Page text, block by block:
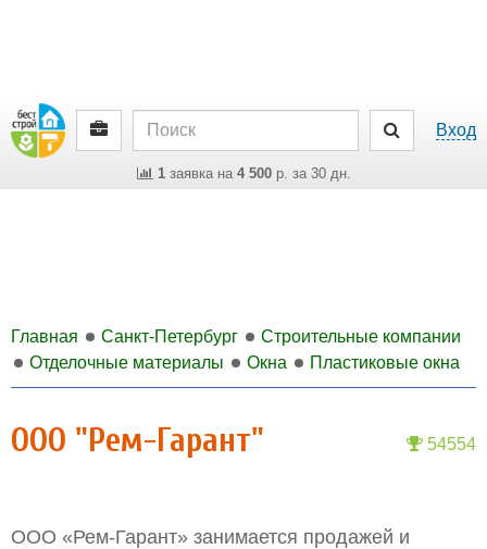
Вход
1заявка на 4 500р. за 30 дн.
Главная Санкт-Петербург
Строительные компании
Отделочные материалы
Окна Пластиковые окна
54554
ООО "Рем-Гарант"
ООО «Рем-Гарант» занимается продажей и